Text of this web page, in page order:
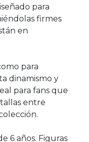
para
firmes
en
para
dinamismo y
para fans que
entre
6 años. Figuras